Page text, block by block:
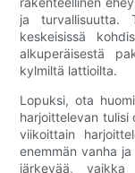
ja turvallisuutta.
keskeisissä
alkuperäisestä
kylmiltä lattioilta.
Lopuksi, ota
harjoittelevan tulisi
viikoittain
enemmän vanha
järkevää,